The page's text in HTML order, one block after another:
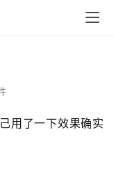
用了一下效果确实